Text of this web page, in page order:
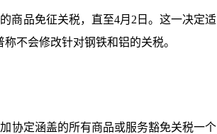
商品免征关税，直至4月2日。这一决定适
不会修改针对钢铁和铝的关税。
协定涵盖的所有商品或服务豁免关税一个